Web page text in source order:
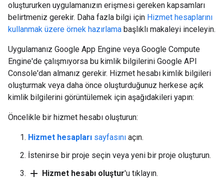
oluştururken uygulamanızın erişmesi gereken kapsamları
belirtmeniz gerekir. Daha fazla bilgi için Hizmet hesaplarını
kullanmak üzere örnek hazırlama başlıklı makaleyi inceleyin.
Uygulamanız Google App Engine veya Google Compute
Engine'de çalışmıyorsa bu kimlik bilgilerini Google API
Console'dan almanız gerekir. Hizmet hesabı kimlik bilgileri
oluşturmak veya daha önce oluşturduğunuz herkese açık
kimlik bilgilerini görüntülemek için aşağıdakileri yapın:
Öncelikle bir hizmet hesabı oluşturun:
Hizmet hesapları sayfasını açın.
İstenirse bir proje seçin veya yeni bir proje oluşturun.
add Hizmet hesabı oluştur'u tıklayın.